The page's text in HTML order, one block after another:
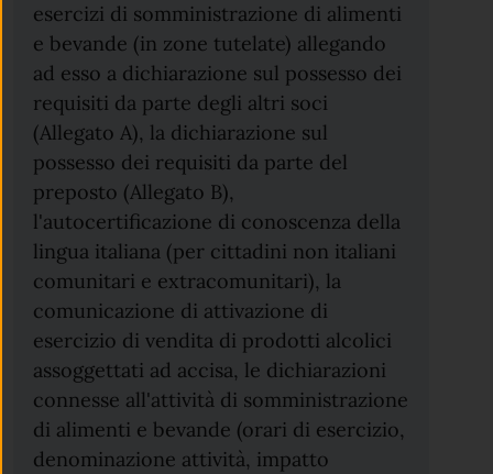
esercizi di somministrazione di alimenti
e bevande (in zone tutelate) allegando
ad esso a dichiarazione sul possesso dei
requisiti da parte degli altri soci
(Allegato A), la dichiarazione sul
possesso dei requisiti da parte del
preposto (Allegato B),
l'autocertificazione di conoscenza della
lingua italiana (per cittadini non italiani
comunitari e extracomunitari), la
comunicazione di attivazione di
esercizio di vendita di prodotti alcolici
assoggettati ad accisa, le dichiarazioni
connesse all'attività di somministrazione
di alimenti e bevande (orari di esercizio,
denominazione attività, impatto